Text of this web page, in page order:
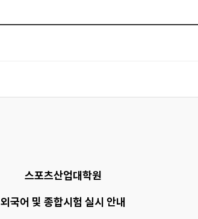
스포츠산업대학원
외국어 및 종합시험 실시 안내